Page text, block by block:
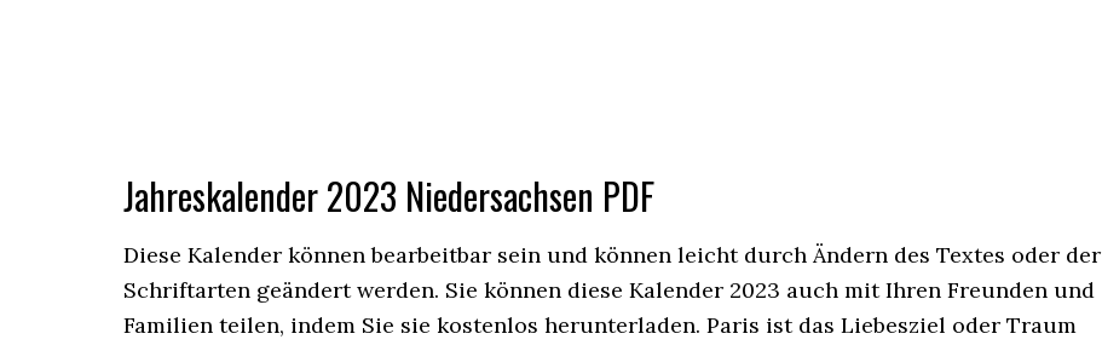
Jahreskalender2023 Niedersachsen PDF
Diese Kalender können bearbeitbar sein und können leicht durch Ändern des Textes oder der
Schriftarten geändert werden. Sie können diese Kalender 2023 auch mit Ihren Freunden und
Familien teilen, indem Sie sie kostenlos herunterladen. Paris ist das Liebesziel oder Traum